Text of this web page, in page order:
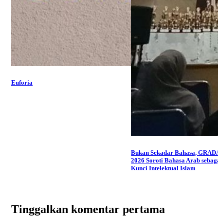
Euforia
Bukan Sekadar Bahasa,
2026 Soroti Bahasa Arab
Kunci Intelektual Islam
Tinggalkan komentar pertama